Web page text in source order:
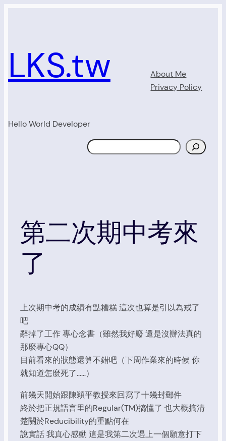
LKS.tw
Hello World Developer
About Me
Privacy Policy
Search
第二次期中考來
了
上次期中考的成績有點糟糕 這次也算是引以為戒了
吧
辭掉了工作 專心念書（雖然我好廢 還是沒辦法真的
那麼專心QQ）
目前看來的狀態還算不錯吧（下周作業來的時候 你
就知道怎麼死了……）
前幾天開始跟陳穎平教授來回寫了十幾封郵件
終於把正規語言里的Regular(TM)搞懂了 也大概搞清
楚關於Reducibility的重點何在
說實話 我真心感動 這是我第二次遇上一個願意打下